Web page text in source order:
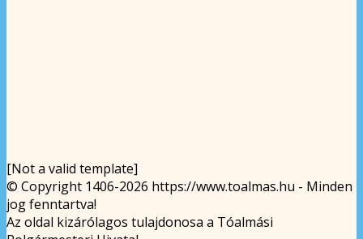
[Not a valid template]
© Copyright 1406-2026 https://www.toalmas.hu - Minden
jog fenntartva!
Az oldal kizárólagos tulajdonosa a Tóalmási